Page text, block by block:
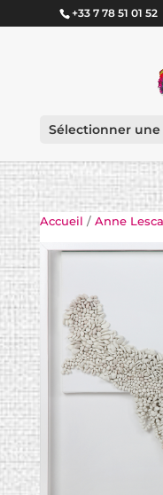
+33 7 78 51 01 52
Sélectionner
Accueil / Anne Lesca